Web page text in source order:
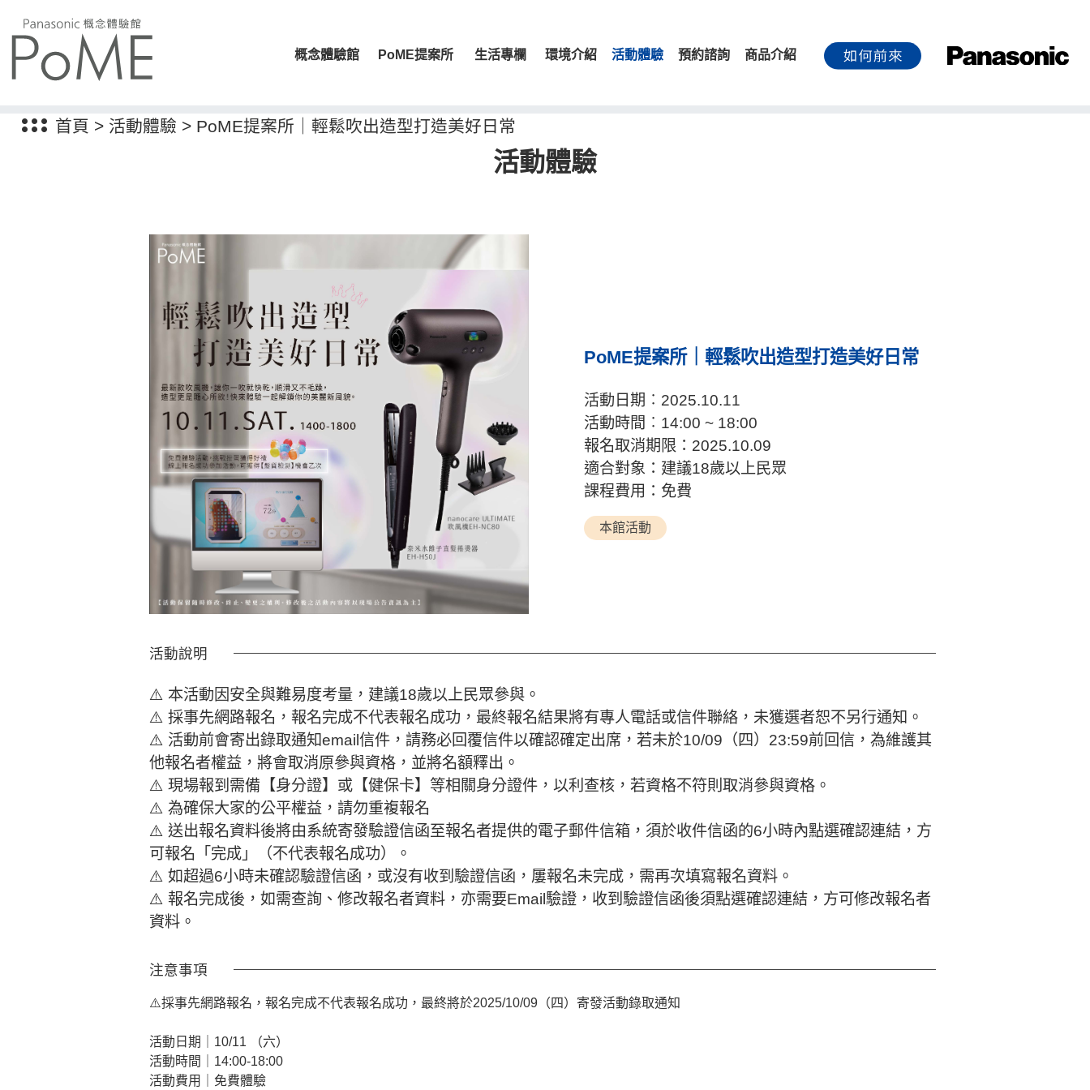
概念體驗館 PoME提案所 生活專欄 環境介紹 活動體驗 預約諮詢 商品介紹
首頁 > 活動體驗 > PoME提案所｜輕鬆吹出造型打造美好日常
活動體驗
PoME提案所｜輕鬆吹出造型打造美好日常
活動日期︰2025.10.11
活動時間︰14:00 ~ 18:00
報名取消期限：2025.10.09
適合對象：建議18歲以上民眾
課程費用：免費
本館活動
活動說明
⚠️ 本活動因安全與難易度考量，建議18歲以上民眾參與。
⚠️ 採事先網路報名，報名完成不代表報名成功，最終報名結果將有專人電話或信件聯絡，未獲選者恕不另行通知。
⚠️ 活動前會寄出錄取通知email信件，請務必回覆信件以確認確定出席，若未於10/09（四）23:59前回信，為維護其
他報名者權益，將會取消原參與資格，並將名額釋出。
⚠️ 現場報到需備【身分證】或【健保卡】等相關身分證件，以利查核，若資格不符則取消參與資格。
⚠️ 為確保大家的公平權益，請勿重複報名
⚠️ 送出報名資料後將由系統寄發驗證信函至報名者提供的電子郵件信箱，須於收件信函的6小時內點選確認連結，方
可報名「完成」（不代表報名成功）。
⚠️ 如超過6小時未確認驗證信函，或沒有收到驗證信函，屢報名未完成，需再次填寫報名資料。
⚠️ 報名完成後，如需查詢、修改報名者資料，亦需要Email驗證，收到驗證信函後須點選確認連結，方可修改報名者
資料。
注意事項
⚠️採事先網路報名，報名完成不代表報名成功，最終將於2025/10/09（四）寄發活動錄取通知
活動日期｜10/11 （六）
活動時間｜14:00-18:00
活動費用｜免費體驗